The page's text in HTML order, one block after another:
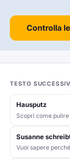
Controlla
TESTO
Hausputz
Scopri come
Susanne
Vuoi sapere